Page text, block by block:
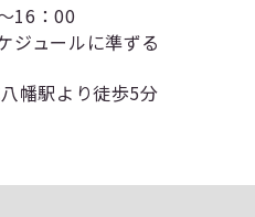
：00
ジュールに準ずる
幡駅より徒歩5分